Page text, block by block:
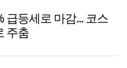
급등세로 마감... 코스
주춤